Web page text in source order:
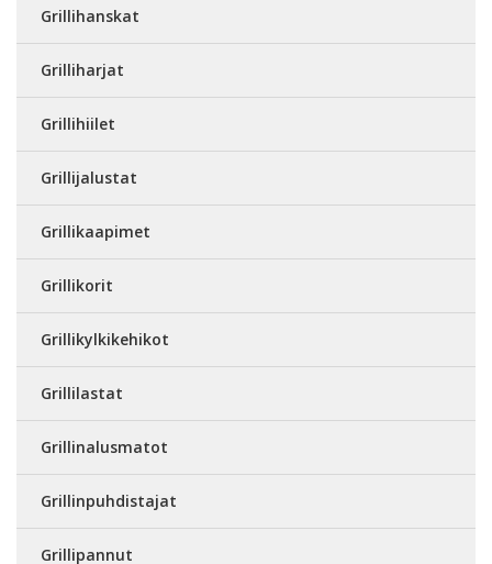
Grillihanskat
Grilliharjat
Grillihiilet
Grillijalustat
Grillikaapimet
Grillikorit
Grillikylkikehikot
Grillilastat
Grillinalusmatot
Grillinpuhdistajat
Grillipannut